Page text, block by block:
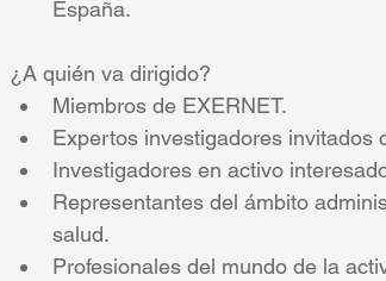
España.
¿A quién va dirigido?
Miembros de EXERNET.
Expertos investigadores invitados
Investigadores en activo
Representantes del ámbito
salud.
Profesionales del mundo de la